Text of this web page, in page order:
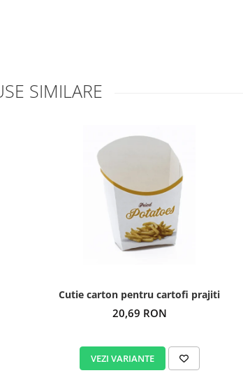
SIMILARE
Cutie carton pentru cartofi prajiti
20,69 RON
VEZI VARIANTE